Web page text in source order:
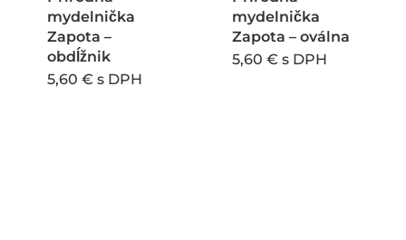
mydelnička
Zapota –
obdĺžnik
5,60 € s DPH
mydelnička
Zapota – oválna
5,60€ s DPH